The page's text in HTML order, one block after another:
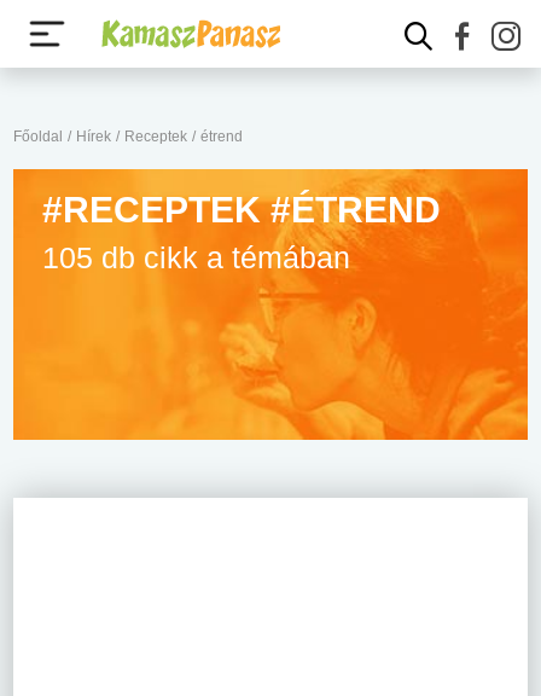
Főoldal / Hírek / Receptek / étrend
#RECEPTEK #ÉTREND
105 db cikk a témában